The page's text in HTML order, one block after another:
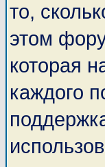
то,
этом
которая
каждого